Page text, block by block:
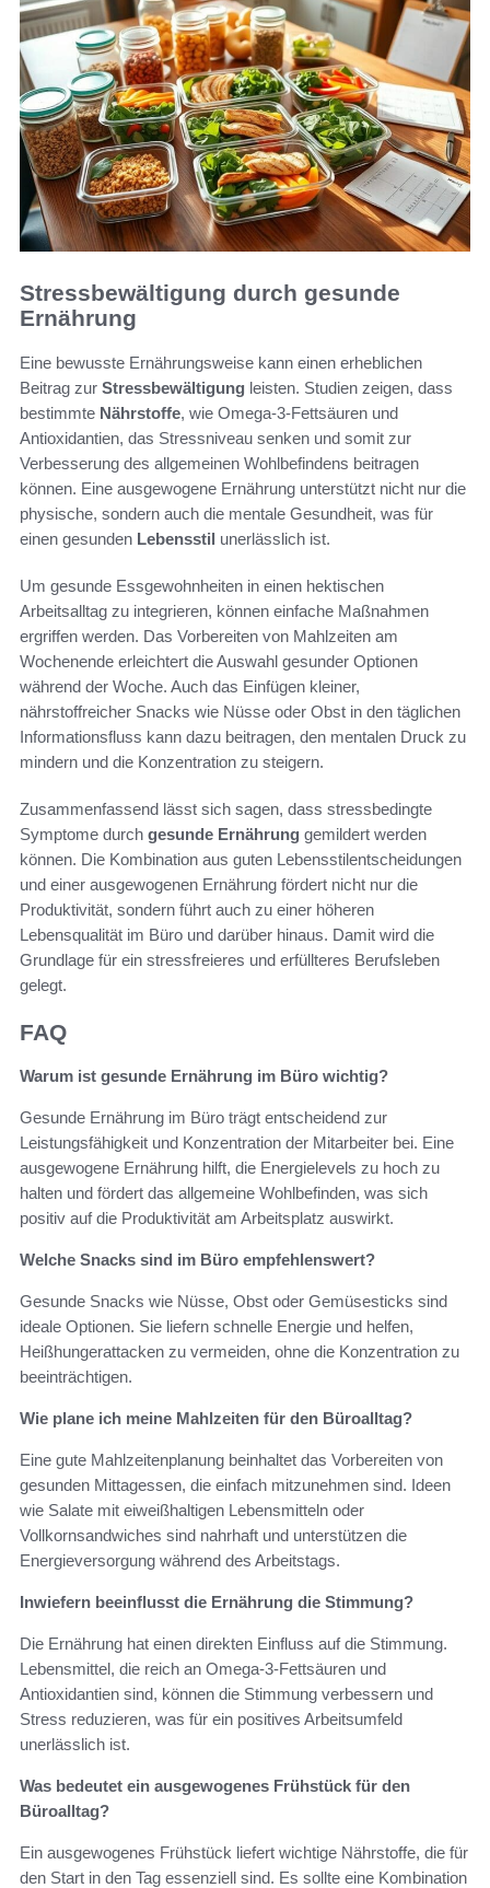
Stressbewältigung durch gesunde
Ernährung
Eine bewusste Ernährungsweise kann einen erheblichen
Beitrag zur Stressbewältigung leisten. Studien zeigen, dass
bestimmte Nährstoffe, wie Omega-3-Fettsäuren und
Antioxidantien, das Stressniveau senken und somit zur
Verbesserung des allgemeinen Wohlbefindens beitragen
können. Eine ausgewogene Ernährung unterstützt nicht nur die
physische, sondern auch die mentale Gesundheit, was für
einen gesunden Lebensstil unerlässlich ist.
Um gesunde Essgewohnheiten in einen hektischen
Arbeitsalltag zu integrieren, können einfache Maßnahmen
ergriffen werden. Das Vorbereiten von Mahlzeiten am
Wochenende erleichtert die Auswahl gesunder Optionen
während der Woche. Auch das Einfügen kleiner,
nährstoffreicher Snacks wie Nüsse oder Obst in den täglichen
Informationsfluss kann dazu beitragen, den mentalen Druck zu
mindern und die Konzentration zu steigern.
Zusammenfassend lässt sich sagen, dass stressbedingte
Symptome durch gesunde Ernährung gemildert werden
können. Die Kombination aus guten Lebensstilentscheidungen
und einer ausgewogenen Ernährung fördert nicht nur die
Produktivität, sondern führt auch zu einer höheren
Lebensqualität im Büro und darüber hinaus. Damit wird die
Grundlage für ein stressfreieres und erfüllteres Berufsleben
gelegt.
FAQ
Warum ist gesunde Ernährung im Büro wichtig?
Gesunde Ernährung im Büro trägt entscheidend zur
Leistungsfähigkeit und Konzentration der Mitarbeiter bei. Eine
ausgewogene Ernährung hilft, die Energielevels zu hoch zu
halten und fördert das allgemeine Wohlbefinden, was sich
positiv auf die Produktivität am Arbeitsplatz auswirkt.
Welche Snacks sind im Büro empfehlenswert?
Gesunde Snacks wie Nüsse, Obst oder Gemüsesticks sind
ideale Optionen. Sie liefern schnelle Energie und helfen,
Heißhungerattacken zu vermeiden, ohne die Konzentration zu
beeinträchtigen.
Wie plane ich meine Mahlzeiten für den Büroalltag?
Eine gute Mahlzeitenplanung beinhaltet das Vorbereiten von
gesunden Mittagessen, die einfach mitzunehmen sind. Ideen
wie Salate mit eiweißhaltigen Lebensmitteln oder
Vollkornsandwiches sind nahrhaft und unterstützen die
Energieversorgung während des Arbeitstags.
Inwiefern beeinflusst die Ernährung die Stimmung?
Die Ernährung hat einen direkten Einfluss auf die Stimmung.
Lebensmittel, die reich an Omega-3-Fettsäuren und
Antioxidantien sind, können die Stimmung verbessern und
Stress reduzieren, was für ein positives Arbeitsumfeld
unerlässlich ist.
Was bedeutet ein ausgewogenes Frühstück für den
Büroalltag?
Ein ausgewogenes Frühstück liefert wichtige Nährstoffe, die für
den Start in den Tag essenziell sind. Es sollte eine Kombination